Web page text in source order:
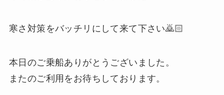
寒さ対策をバッチリにして来て下さい🙇🏻
本日のご乗船ありがとうございました。
またのご利用をお待ちしております。